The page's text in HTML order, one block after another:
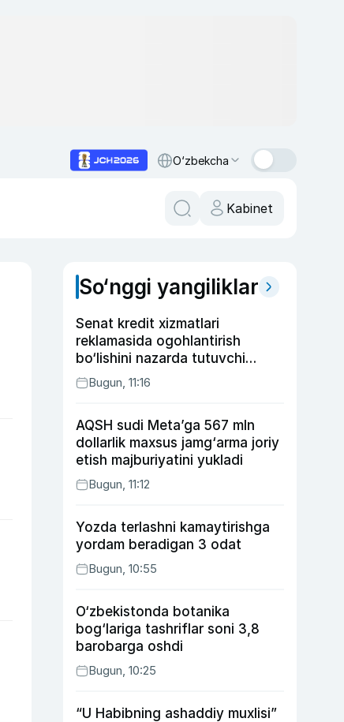
O‘zbekcha
Kabinet
So‘nggi yangiliklar
Senat kredit xizmatlari
reklamasida ogohlantirish
bo‘lishini nazarda tutuvchi
qonunni ma’qulladi
Bugun, 11:16
AQSH sudi Meta’ga 567 mln
dollarlik maxsus jamg‘arma joriy
etish majburiyatini yukladi
Bugun, 11:12
Yozda terlashni kamaytirishga
yordam beradigan 3 odat
Bugun, 10:55
O‘zbekistonda botanika
bog‘lariga tashriflar soni 3,8
barobarga oshdi
Bugun, 10:25
“U Habibning ashaddiy muxlisi”